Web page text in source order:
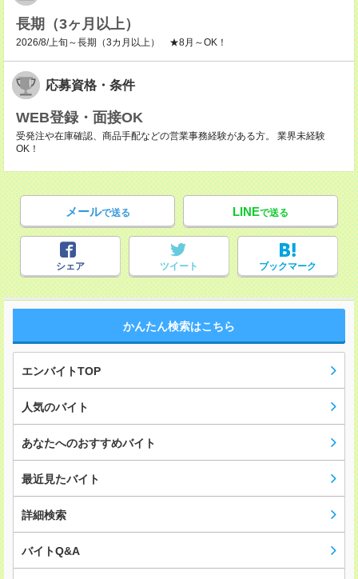
長期（3ヶ月以上）
2026/8/上旬～長期（3カ月以上） ★8月～OK！
応募資格・条件
WEB登録・面接OK
受発注や在庫確認、商品手配などの営業事務経験がある方。 業界未経験
OK！
メールで送る LINEで送る
シェア ツイート ブックマーク
かんたん検索はこちら
エンバイトTOP
人気のバイト
あなたへのおすすめバイト
最近見たバイト
詳細検索
バイトQ&A